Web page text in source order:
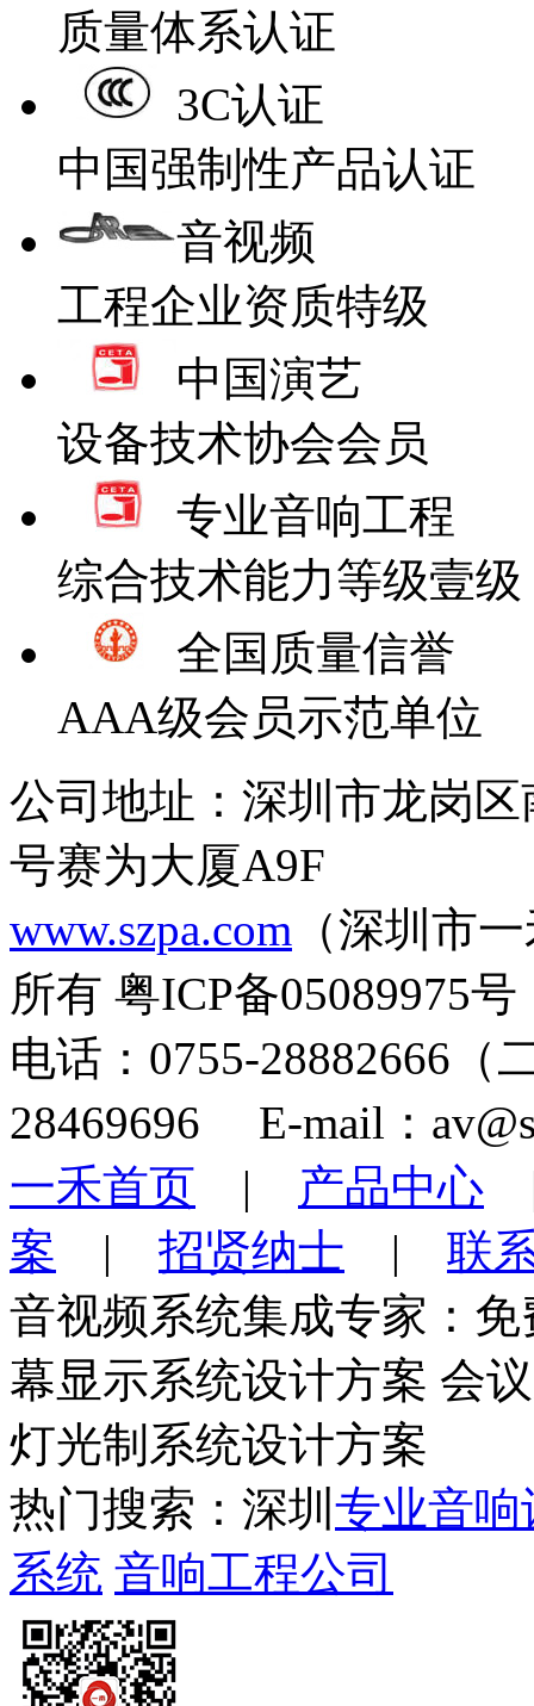
质量体系认证
3C认证
中国强制性产品认证
音视频
工程企业资质特级
中国演艺
设备技术协会会员
专业音响工程
综合技术能力等级壹级
全国质量信誉
AAA级会员示范单位
公司地址：深圳市龙岗
号赛为大厦A9F
www.szpa.com （深圳市
所有 粤ICP备05089975号
电话：0755-28882666
28469696 E-mail：
一禾首页 | 产品中心
案 | 招贤纳士 | 联
音视频系统集成专家：
幕显示系统设计方案 会
灯光制系统设计方案
热门搜索：深圳 专业音响
系统 音响工程公司